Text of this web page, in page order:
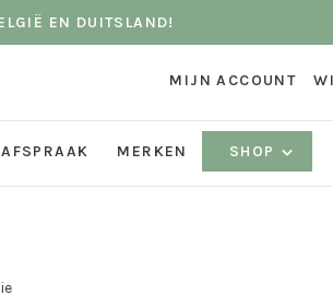
EN DUITSLAND!
MIJN ACCOUNT
MERKEN SHOP